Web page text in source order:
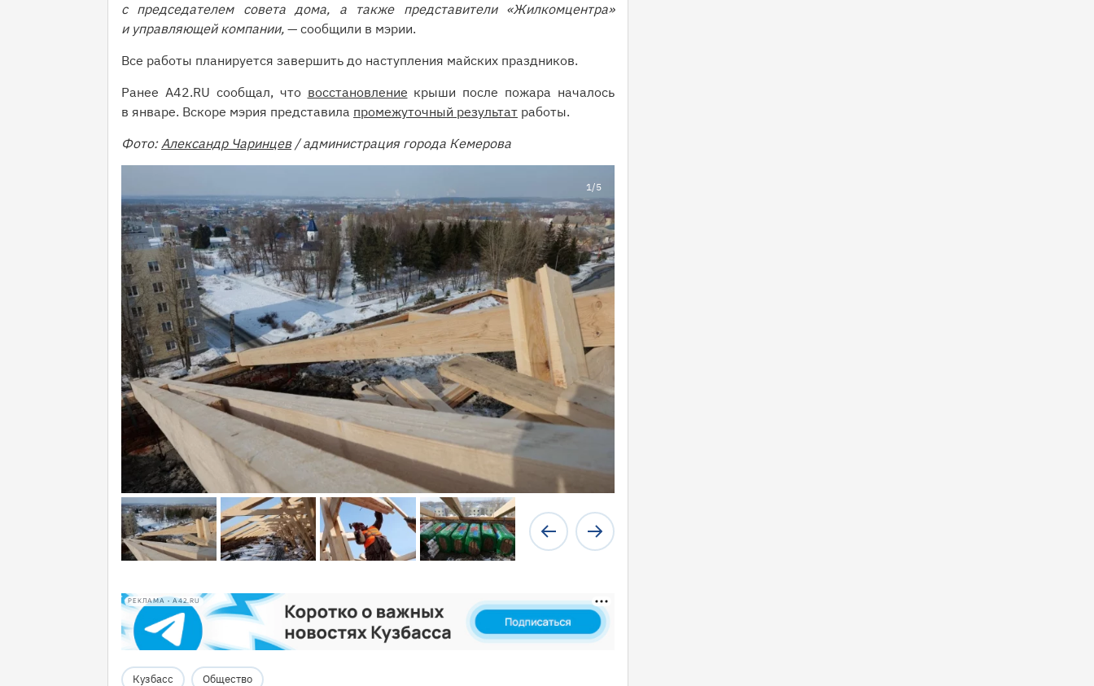
с председателем совета дома, а также представители «Жилкомцентра»
и управляющей компании, — сообщили в мэрии.
Все работы планируется завершить до наступления майских праздников.
Ранее A42.RU сообщал, что восстановление крыши после пожара началось
в январе. Вскоре мэрия представила промежуточный результат работы.
Фото:Александр Чаринцев/ администрация города Кемерова
1/5
РЕКЛАМА • A42.RU
Кузбасс Общество